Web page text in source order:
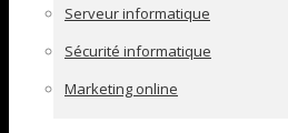
Serveur informatique
Sécurité informatique
Marketing online